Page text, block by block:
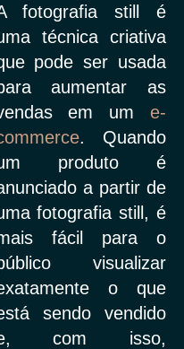
fotografia still é
técnica criativa
pode ser usada
aumentar as
em um e-
. Quando
produto é
a partir de
fotografia still, é
fácil para o
visualizar
o que
sendo vendido
com isso,